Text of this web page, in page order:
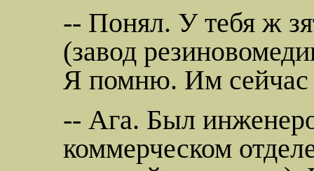
-- Понял. У тебя ж
(завод
Я помню. Им сейчас
-- Ага. Был
коммерческом